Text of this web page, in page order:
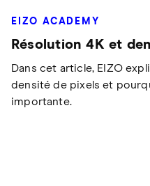
EIZO ACADEMY
Résolution 4K et
Dans cet article, EIZO
densité de pixels et
importante.